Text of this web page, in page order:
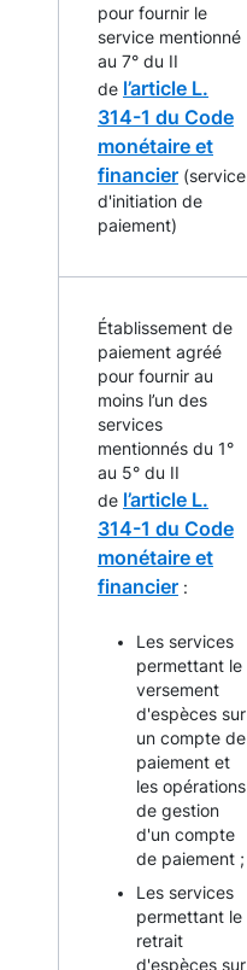
pour fournir le
service mentionné
au 7° du II
de l’article L.
314-1 du Code
monétaire et
financier (service
d'initiation de
paiement)
Établissement de
paiement agréé
pour fournir au
moins l’un des
services
mentionnés du 1°
au 5° du II
de l’article L.
314-1 du Code
monétaire et
financier :
Les services
permettant le
versement
d'espèces sur
un compte de
paiement et
les opérations
de gestion
d'un compte
de paiement ;
Les services
permettant le
retrait
d'espèces sur